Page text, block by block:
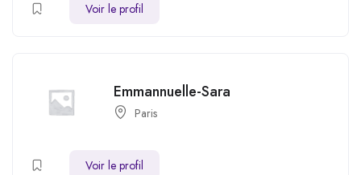
Voir le profil
Emmannuelle-Sara
Paris
Voir le profil